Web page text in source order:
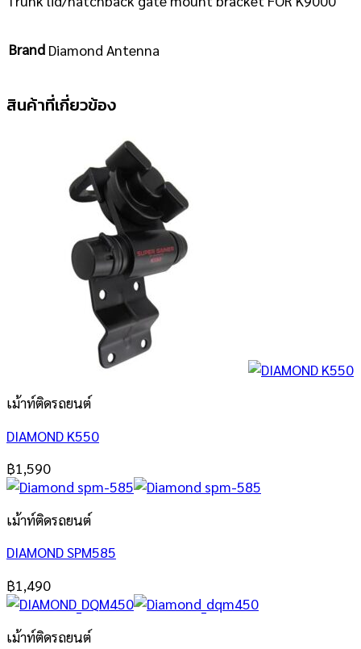
Brand Diamond Antenna
สินค้าที่เกี่ยวข้อง
เม้าท์ติดรถยนต์
DIAMOND K550
฿1,590
เม้าท์ติดรถยนต์
DIAMOND SPM585
฿1,490
เม้าท์ติดรถยนต์